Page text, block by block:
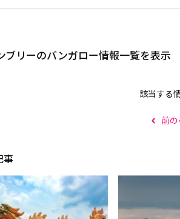
ブリーのバンガロー情報一覧を表示
該当する
前
事